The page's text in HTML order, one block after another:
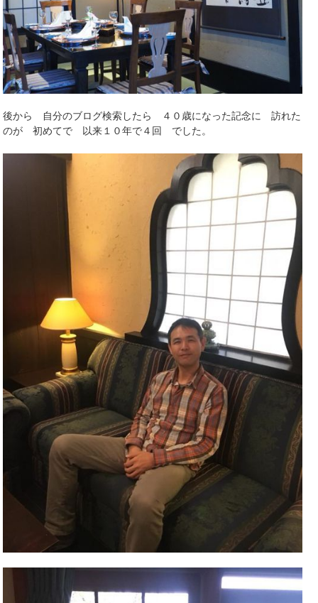
後から 自分のブログ検索したら ４０歳になった記念に 訪れた
のが 初めてで 以来１０年で４回 でした。